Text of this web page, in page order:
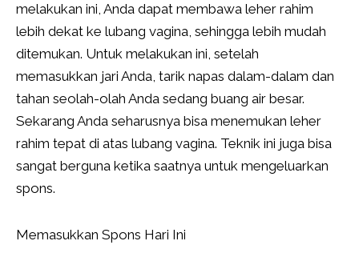
melakukan ini, Anda dapat membawa leher rahim
lebih dekat ke lubang vagina, sehingga lebih mudah
ditemukan. Untuk melakukan ini, setelah
memasukkan jari Anda, tarik napas dalam-dalam dan
tahan seolah-olah Anda sedang buang air besar.
Sekarang Anda seharusnya bisa menemukan leher
rahim tepat di atas lubang vagina. Teknik ini juga bisa
sangat berguna ketika saatnya untuk mengeluarkan
spons.
Memasukkan Spons Hari Ini